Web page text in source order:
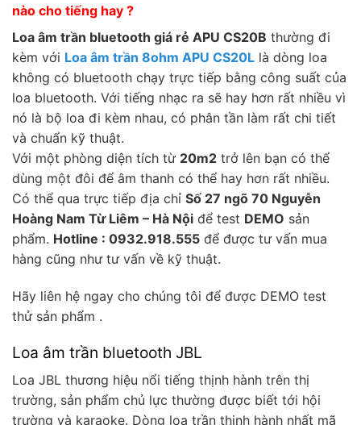
nào cho tiếng hay ?
Loa âm trần bluetooth giá rẻ APU CS20B thường đi
kèm với Loa âm trần 8ohm APU CS20L là dòng loa
không có bluetooth chạy trực tiếp bằng công suất của
loa bluetooth. Với tiếng nhạc ra sẽ hay hơn rất nhiều vì
nó là bộ loa đi kèm nhau, có phân tần làm rất chi tiết
và chuẩn kỹ thuật.
Với một phòng diện tích từ 20m2 trở lên bạn có thể
dùng một đôi để âm thanh có thể hay hơn rất nhiều.
Có thể qua trực tiếp địa chỉ Số 27 ngõ 70 Nguyễn
Hoàng Nam Từ Liêm – Hà Nội để test DEMO sản
phẩm. Hotline : 0932.918.555 để được tư vấn mua
hàng cũng như tư vấn về kỹ thuật.
Hãy liên hệ ngay cho chúng tôi để được DEMO test
thử sản phẩm .
Loa âm trần bluetooth JBL
Loa JBL thương hiệu nổi tiếng thịnh hành trên thị
trường, sản phẩm chủ lực thường được biết tới hội
trường và karaoke. Dòng loa trần thịnh hành nhất mã